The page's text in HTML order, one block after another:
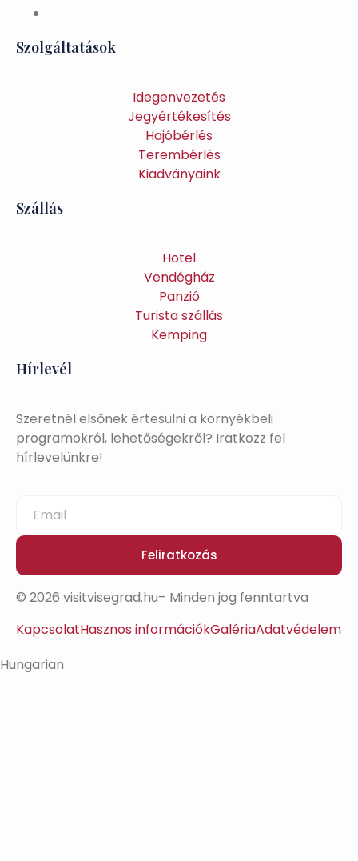
Szolgáltatások
Idegenvezetés
Jegyértékesítés
Hajóbérlés
Terembérlés
Kiadványaink
Szállás
Hotel
Vendégház
Panzió
Turista szállás
Kemping
Hírlevél
Szeretnél elsőnek értesülni a környékbeli
programokról, lehetőségekről? Iratkozz fel
hírlevelünkre!
Feliratkozás
© 2026 visitvisegrad.hu– Minden jog fenntartva
KapcsolatHasznos információkGalériaAdatvédelem
Hungarian